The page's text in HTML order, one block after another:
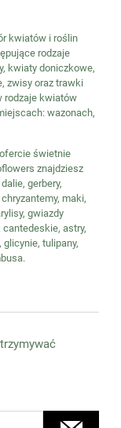
kwiatów i roślin
rodzaje
kwiaty doniczkowe,
zwisy oraz trawki
rodzaje kwiatów
wazonach,
świetnie
znajdziesz
gerbery,
maki,
gwiazdy
astry,
tulipany,